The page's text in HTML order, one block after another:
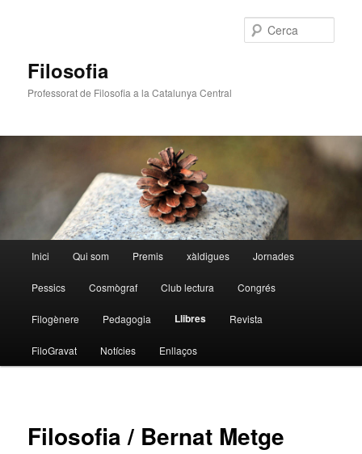
Filosofia
Professorat de Filosofia a la Catalunya Central
principal
Aneu
al
contingut
Inici Qui som Premis xàldigues Jornades
Pessics Cosmògraf Club lectura Congrés
Filogènere Pedagogia Llibres Revista
FiloGravat Notícies Enllaços
Filosofia / Bernat Metge